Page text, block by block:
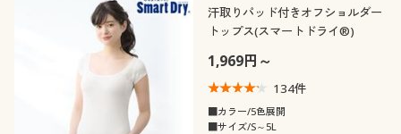
汗取りパッド付きオフショルダー
トップス(スマートドライ®)
1,969円～
134件
■カラー/5色展開
■サイズ/S～5L